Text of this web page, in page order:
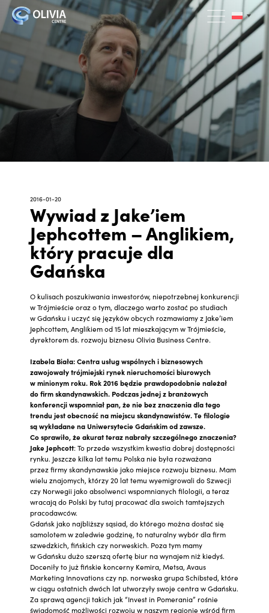
2016-01-20
Wywiad z Jake’iem
Jephcottem – Anglikiem,
który pracuje dla
Gdańska
O kulisach poszukiwania inwestorów, niepotrzebnej konkurencji
w Trójmieście oraz o tym, dlaczego warto zostać po studiach
w Gdańsku i uczyć się języków obcych rozmawiamy z Jake’iem
Jephcottem, Anglikiem od 15 lat mieszkającym w Trójmieście,
dyrektorem ds. rozwoju biznesu Olivia Business Centre.
Izabela Biała: Centra usług wspólnych i biznesowych
zawojowały trójmiejski rynek nieruchomości biurowych
w minionym roku. Rok 2016 będzie prawdopodobnie należał
do firm skandynawskich. Podczas jednej z branżowych
konferencji wspomniał pan, że nie bez znaczenia dla tego
trendu jest obecność na miejscu skandynawistów. Te filologie
są wykładane na Uniwersytecie Gdańskim od zawsze.
Co sprawiło, że akurat teraz nabrały szczególnego znaczenia?
Jake Jephcott: To przede wszystkim kwestia dobrej dostępności
rynku. Jeszcze kilka lat temu Polska nie była rozważana
przez firmy skandynawskie jako miejsce rozwoju biznesu. Mam
wielu znajomych, którzy 20 lat temu wyemigrowali do Szwecji
czy Norwegii jako absolwenci wspomnianych filologii, a teraz
wracają do Polski by tutaj pracować dla swoich tamtejszych
pracodawców.
Gdańsk jako najbliższy sąsiad, do którego można dostać się
samolotem w zaledwie godzinę, to naturalny wybór dla firm
szwedzkich, fińskich czy norweskich. Poza tym mamy
w Gdańsku dużo szerszą ofertę biur na wynajem niż kiedyś.
Doceniły to już fińskie koncerny Kemira, Metsa, Avaus
Marketing Innovations czy np. norweska grupa Schibsted, które
w ciągu ostatnich dwóch lat utworzyły swoje centra w Gdańsku.
Za sprawą agencji takich jak “Invest in Pomerania” rośnie
świadomość możliwości rozwoju w naszym regionie wśród firm